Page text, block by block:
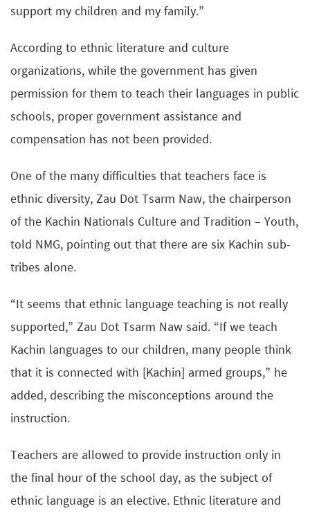
support my children and my family.”
According to ethnic literature and culture
organizations, while the government has given
permission for them to teach their languages in public
schools, proper government assistance and
compensation has not been provided.
One of the many difficulties that teachers face is
ethnic diversity, Zau Dot Tsarm Naw, the chairperson
of the Kachin Nationals Culture and Tradition – Youth,
told NMG, pointing out that there are six Kachin sub-
tribes alone.
“It seems that ethnic language teaching is not really
supported,” Zau Dot Tsarm Naw said. “If we teach
Kachin languages to our children, many people think
that it is connected with [Kachin] armed groups,” he
added, describing the misconceptions around the
instruction.
Teachers are allowed to provide instruction only in
the final hour of the school day, as the subject of
ethnic language is an elective. Ethnic literature and